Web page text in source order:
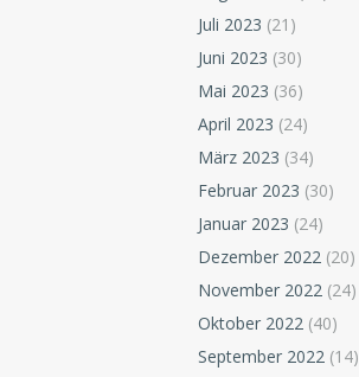
Juli 2023 (21)
Juni 2023 (30)
Mai 2023 (36)
April 2023 (24)
März 2023 (34)
Februar 2023 (30)
Januar 2023 (24)
Dezember 2022 (20)
November 2022 (24)
Oktober 2022 (40)
September 2022 (14)